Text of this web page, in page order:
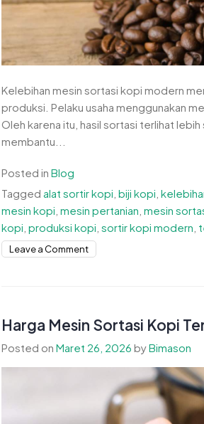
Kelebihan mesin sortasi kopi modern
produksi. Pelaku usaha menggunakan
Oleh karena itu, hasil sortasi terlihat
membantu...
Posted in Blog
Tagged alat sortir kopi biji kopi
mesin kopi mesin pertanian mesin
kopi produksi kopi sortir kopi modern
Leave a Commenton
Modern
untuk
Menjaga
Kualitas
Harga Mesin Sortasi Kopi
Posted on Maret 26, 2026 byBimason